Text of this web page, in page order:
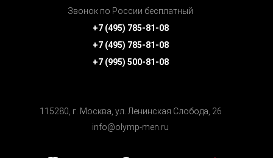
Звонок по России бесплатный
+7 (495) 785-81-08
+7 (495) 785-81-08
+7 (995) 500-81-08
115280, г. Москва, ул. Ленинская Cлобода, 26
info@olymp-men.ru